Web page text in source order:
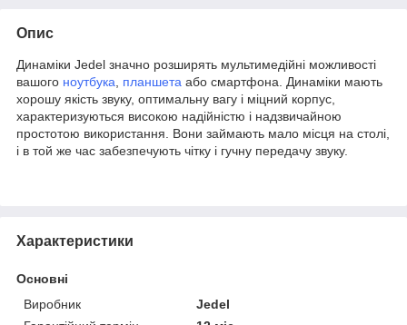
Опис
Динаміки Jedel значно розширять мультимедійні можливості
вашого ноутбука планшета або смартфона. Динаміки мають
хорошу якість звуку, оптимальну вагу і міцний корпус,
характеризуються високою надійністю і надзвичайною
простотою використання. Вони займають мало місця на столі,
і в той же час забезпечують чітку і гучну передачу звуку.
Характеристики
Основні
Виробник
Jedel